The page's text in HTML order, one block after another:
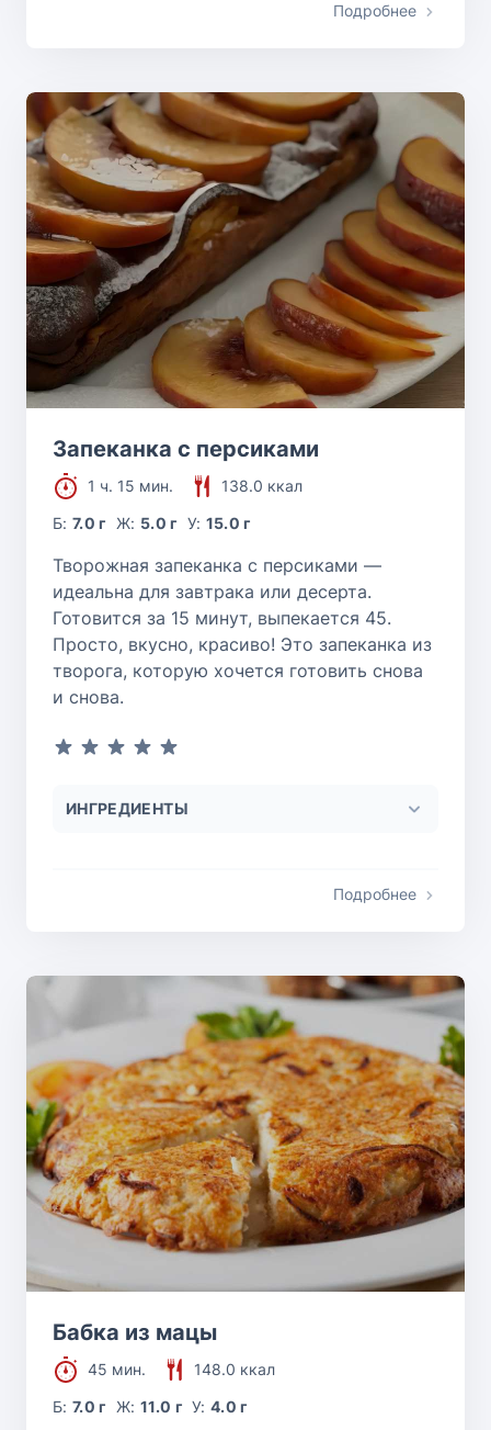
Подробнее
Запеканка с персиками
1 ч. 15 мин.
138.0 ккал
Б:7.0 г Ж: 5.0 г У: 15.0 г
Творожная запеканка с персиками —
идеальна для завтрака или десерта.
Готовится за 15 минут, выпекается 45.
Просто, вкусно, красиво! Это запеканка из
творога, которую хочется готовить снова
и снова.
ИНГРЕДИЕНТЫ
Подробнее
Бабка из мацы
45 мин.
148.0 ккал
Б:7.0 г Ж: 11.0 г У:4.0 г